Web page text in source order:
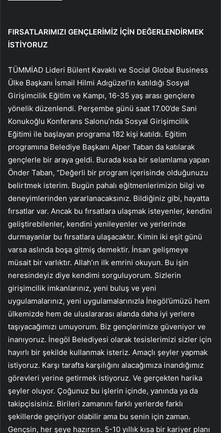
FIRSATLARIMIZI GENÇLERİMİZ İÇİN DEĞERLENDİRMEK
İSTİYORUZ
TÜMMİAD Lideri Bülent Kavaklı ve Social Global Business
Ülke Başkanı İsmail Hilmi Adıgüzel’in katıldığı Sosyal
Girişimcilik Eğitim ve Kampı, 16-35 yaş arası gençlere
yönelik düzenlendi. Perşembe günü saat 17.00’de Sani
Konukoğlu Konferans Salonu’nda Sosyal Girişimcilik
Eğitimi ile başlayan programa 182 kişi katıldı. Eğitim
programına Belediye Başkanı Alper Taban da katılarak
gençlerle bir araya geldi. Burada kısa bir selamlama yapan
Önder Taban, “Değerli bir program içerisinde olduğunuzu
belirtmek isterim. Bugün pahalı eğitmenlerimizin bilgi ve
deneyimlerinden yararlanacaksınız. Bildiğiniz gibi, hayatta
fırsatlar var. Ancak bu fırsatlara ulaşmak isteyenler, kendini
geliştirebilenler, kendini yenileyenler ve yerlerinde
durmayanlar bu fırsatlara ulaşacaktır. Kimin iki eşit günü
varsa aslında boşa gitmiş demektir. İnsan gelişmeye
müsait bir varlıktır. Allah’ın ilk emrini okuyun. Bu işin
neresindeyiz diye kendimi sorguluyorum. Sizlerin
girişimcilik imkanlarınız, yeni buluş ve yeni
uygulamalarınız, yeni uygulamalarınızla İnegöl’ümüzü hem
ülkemizde hem de uluslararası alanda daha iyi yerlere
taşıyacağımızı umuyorum. Biz gençlerimize güveniyor ve
inanıyoruz. İnegöl Belediyesi olarak tesislerimizi sizler için
hayırlı bir şekilde kullanmak isteriz. Amaçlı şeyler yapmak
istiyoruz. Karşı tarafta karşılığını alacağımıza inandığımız
görevleri yerine getirmek istiyoruz. Ve gerçekten harika
şeyler oluyor. Çoğunuz bu işlerin içinde, yanında ya da
takipçisisiniz. Birileri zamanını farklı yerlerde farklı
şekillerde geçiriyor olabilir ama bu senin için zaman.
Gençsin, her şeye hazırsın. 5-10 yıllık kısa bir kariyer planı